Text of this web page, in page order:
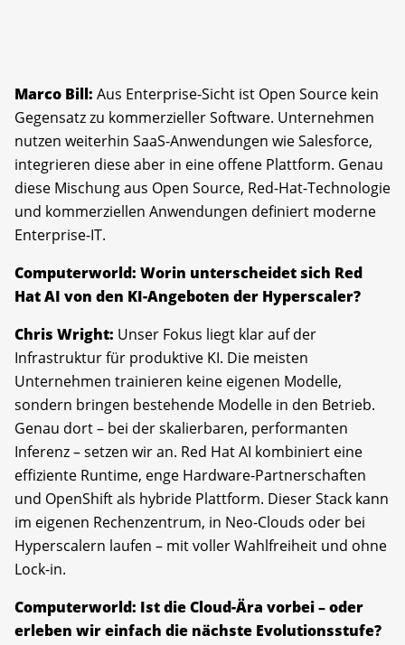
Marco Bill: Aus Enterprise-Sicht ist Open Source kein
Gegensatz zu kommerzieller Software. Unternehmen
nutzen weiterhin SaaS-Anwendungen wie Salesforce,
integrieren diese aber in eine offene Plattform. Genau
diese Mischung aus Open Source, Red-Hat-Technologie
und kommerziellen Anwendungen definiert moderne
Enterprise-IT.
Computerworld: Worin unterscheidet sich Red
Hat AI von den KI-Angeboten der Hyperscaler?
Chris Wright: Unser Fokus liegt klar auf der
Infrastruktur für produktive KI. Die meisten
Unternehmen trainieren keine eigenen Modelle,
sondern bringen bestehende Modelle in den Betrieb.
Genau dort – bei der skalierbaren, performanten
Inferenz – setzen wir an. Red Hat AI kombiniert eine
effiziente Runtime, enge Hardware-Partnerschaften
und OpenShift als hybride Plattform. Dieser Stack kann
im eigenen Rechenzentrum, in Neo-Clouds oder bei
Hyperscalern laufen – mit voller Wahlfreiheit und ohne
Lock-in.
Computerworld: Ist die Cloud-Ära vorbei – oder
erleben wir einfach die nächste Evolutionsstufe?